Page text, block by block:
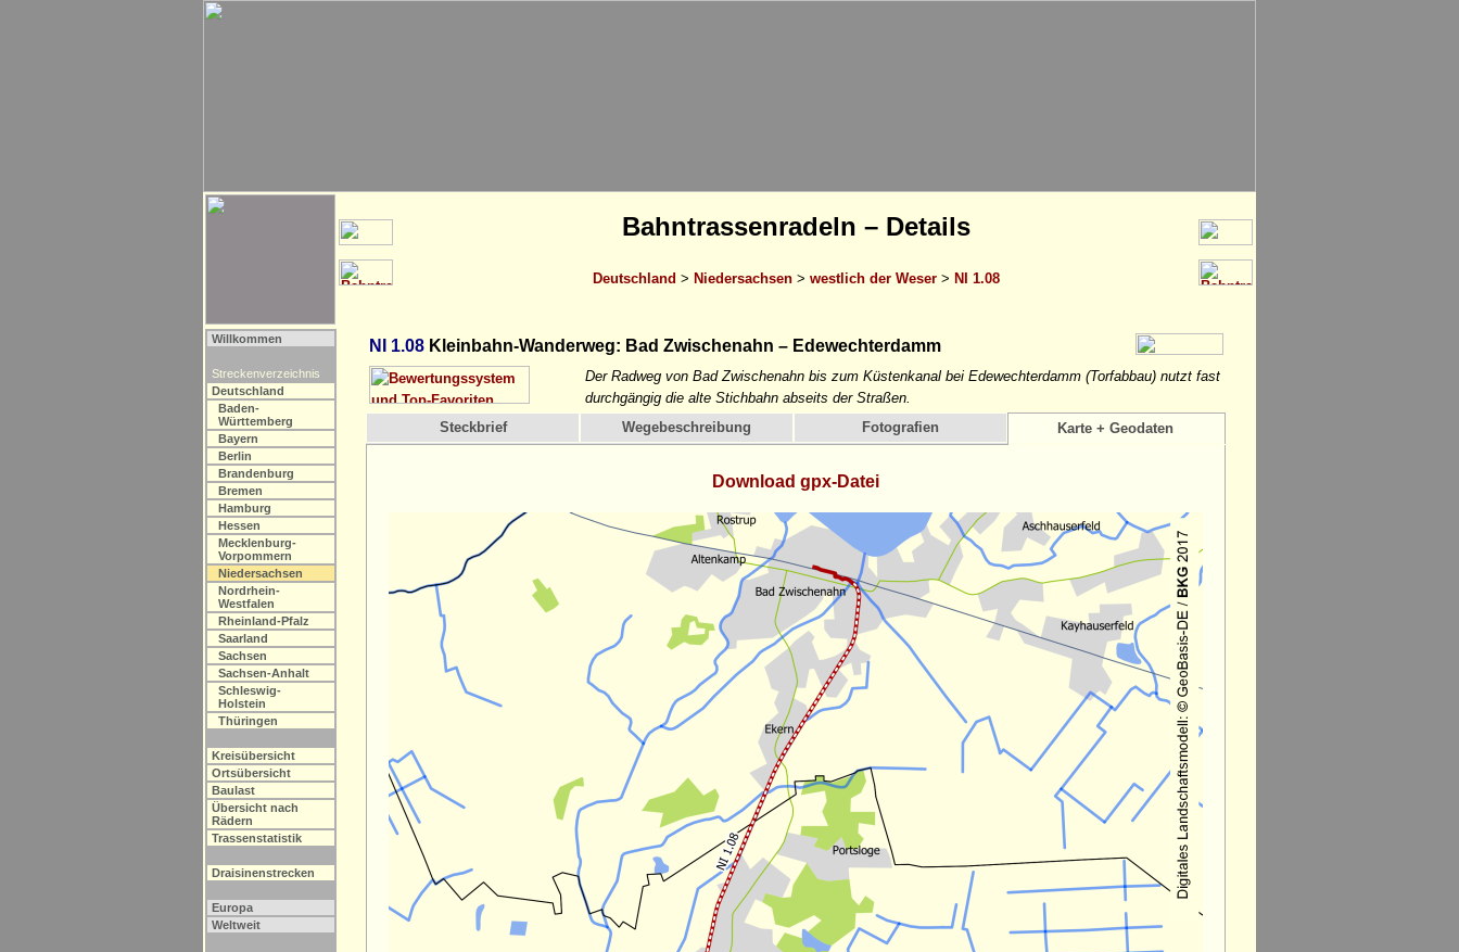
Bahntrassenradeln – Details
Deutschland > Niedersachsen> westlich der Weser> NI 1.08
Willkommen
Streckenverzeichnis
Deutschland
Baden-
Württemberg
Bayern
Berlin
Brandenburg
Bremen
Hamburg
Hessen
Mecklenburg-
Vorpommern
Niedersachsen
Nordrhein-
Westfalen
Rheinland-Pfalz
Saarland
Sachsen
Sachsen-Anhalt
Schleswig-
Holstein
Thüringen
Kreisübersicht
Ortsübersicht
Baulast
Übersicht nach
Rädern
Trassenstatistik
Draisinenstrecken
Europa
Weltweit
NI 1.08 Kleinbahn-Wanderweg: Bad Zwischenahn – Edewechterdamm
Der Radweg von Bad Zwischenahn bis zum Küstenkanal bei Edewechterdamm (Torfabbau) nutzt fast
durchgängig die alte Stichbahn abseits der Straßen.
Steckbrief
Wegebeschreibung Fotografien Karte + Geodaten
Download gpx-Datei